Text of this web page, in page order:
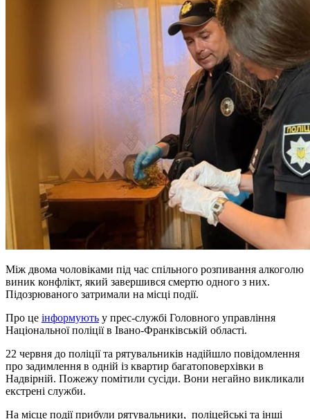
Між двома чоловіками під час спільного розпивання алкоголю
виник конфлікт, який завершився смертю одного з них.
Підозрюваного затримали на місці події.
Про це інформують у прес-службі Головного управління
Національної поліції в Івано-Франківській області.
22 червня до поліції та рятувальників надійшло повідомлення
про задимлення в одній із квартир багатоповерхівки в
Надвірній. Пожежу помітили сусіди. Вони негайно викликали
екстрені служби.
На місце події прибули рятувальники, поліцейські та інші